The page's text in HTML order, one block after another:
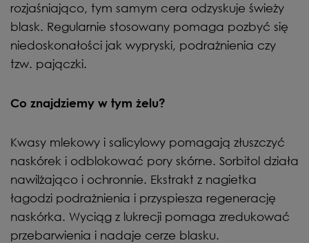
rozjaśniająco, tym samym cera odzyskuje świeży
blask. Regularnie stosowany pomaga pozbyć się
niedoskonałości jak wypryski, podrażnienia czy
tzw. pajączki.
Co znajdziemy w tym żelu?
Kwasy mlekowy i salicylowy pomagają złuszczyć
naskórek i odblokować pory skórne. Sorbitol działa
nawilżająco i ochronnie. Ekstrakt z nagietka
łagodzi podrażnienia i przyspiesza regenerację
naskórka. Wyciąg z lukrecji pomaga zredukować
przebarwienia i nadaje cerze blasku.